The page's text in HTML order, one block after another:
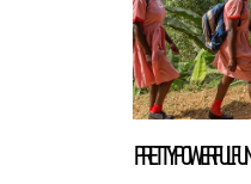
pretty powerful